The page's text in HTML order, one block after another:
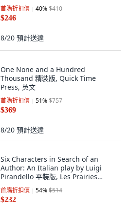
首購折扣價 40%$410
$246
8/20 預計送達
One None and a Hundred
Thousand 精裝版, Quick Time
Press, 英文
首購折扣價 51%$757
$369
8/20 預計送達
Six Characters in Search of an
Author: An Italian play by Luigi
Pirandello 平裝版, Les Prairies
Numeriques, 英文
首購折扣價 54%$514
$232